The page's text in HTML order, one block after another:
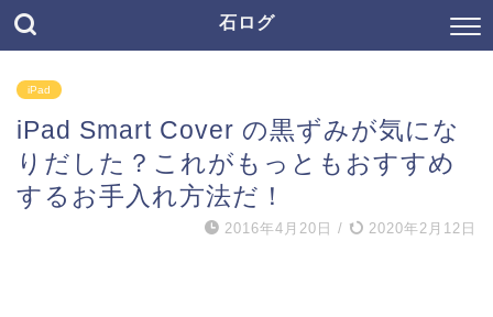
石ログ
iPad
iPad Smart Cover の黒ずみが気にな
りだした？これがもっともおすすめ
するお手入れ方法だ！
2016年4月20日 / 2020年2月12日